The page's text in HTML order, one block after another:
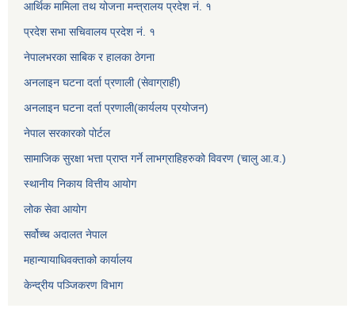
आर्थिक मामिला तथ योजना मन्त्रालय प्रदेश नं. १
प्रदेश सभा सचिवालय प्रदेश नं. १
नेपालभरका साबिक र हालका ठेगना
अनलाइन घटना दर्ता प्रणाली (सेवाग्राही)
अनलाइन घटना दर्ता प्रणाली(कार्यलय प्रयोजन)
नेपाल सरकारको पोर्टल
सामाजिक सुरक्षा भत्ता प्राप्त गर्ने लाभग्राहिहरुको विवरण (चालु आ.व.)
स्थानीय निकाय वित्तीय आयोग
लोक सेवा आयोग
सर्वोच्च अदालत नेपाल
महान्यायाधिवक्ताको कार्यालय
केन्द्रीय पञ्जिकरण विभाग